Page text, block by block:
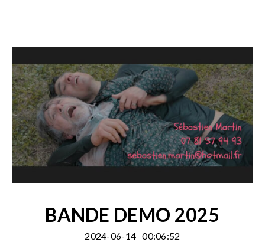
BANDE DEMO 2025
2024-06-14 00:06:52